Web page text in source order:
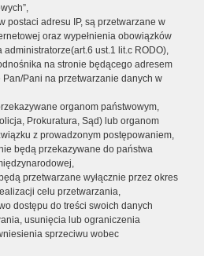
postaci adresu IP, są przetwarzane w
oraz wypełnienia obowiązków
ust.1 lit.c RODO),
na stronie będącego adresem
Pani na przetwarzanie danych w
organom państwowym,
Prokuratura, Sąd) lub organom
z prowadzonym postępowaniem,
będą przekazywane do państwa
przetwarzane wyłącznie przez okres
celu przetwarzania,
dostępu do treści swoich danych
usunięcia lub ograniczenia
sprzeciwu wobec